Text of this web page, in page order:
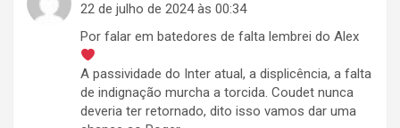
22 de julho de 2024 às 00:34
Por falar em batedores de falta lembrei do Alex
A passividade do Inter atual, a displicência, a falta
de indignação murcha a torcida. Coudet nunca
deveria ter retornado, dito isso vamos dar uma